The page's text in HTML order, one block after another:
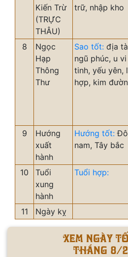
Kiến Trừ
(TRỰC
THÂU)
trữ, nhập kho
8
Ngọc
Hạp
Thông
Thư
Sao tốt: địa
ngũ phúc, u vi
tinh, yếu yên,
hợp, kim
9
Hướng
xuất
hành
Hướng tốt:
nam, Tây bắc
10
Tuổi
xung
hành
Tuổi hợp:
11 Ngày kỵ
Xem ngày
tháng 8/